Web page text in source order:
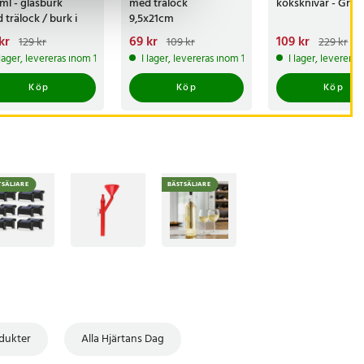
trälock / burk i
/
pris
Tidigare pris:
129 kr
levereras inom 1-2 vardagar
Köp
9,5x21cm
Nuvarande pris
69 krTidigare pris:
109 kr
69 kr 109 kr
I lager, levereras inom 1-2 vardagar
Köp
Nuvarande pris
109 krTidigare
229 kr
109 kr 229 kr
I lager,
Köp
BÄSTSÄLJARE
Alla Hjärtans Dag